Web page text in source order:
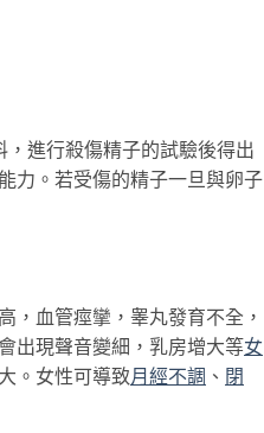
進行殺傷精子的試驗後得出
力。若受傷的精子一旦與卵子
血管痙攣，睾丸發育不全，
出現聲音變細，乳房增大等女
。女性可導致月經不調 、 閉